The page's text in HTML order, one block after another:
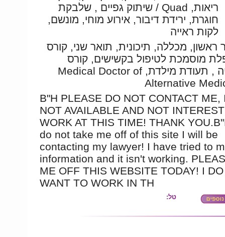
ריאות, Quad / שיתוק גפיים , שלבקת
חוגרת, ירידת דיבור, אירוע מוחי, מונשם,
לקות ראייה
ראשון, מכללה, תיכונית, תואר שני, קורס
מוסמכת לטיפול בקשישים, קורס
החייה , תעודת מילדת, Medical Doctor of
Alternative
B"H PLEASE DO NOT CONTACT ME,
NOT AVAILABLE AND NOT
WORK AT THIS TIME! THANK
do not take me off of this site I will be
contacting my lawyer! I have tried to
information and it isn't working.
ME OFF THIS WEBSITE TODAY! I
WANT TO WORK IN TH
טל: